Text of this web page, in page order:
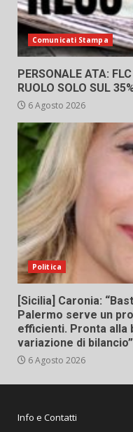
Comunicati Stampa
PERSONALE ATA:
RUOLO SOLO SUL
6 Agosto 2026
Politica
[Sicilia] Caronia:
Palermo serve un
efficienti. Pronta alla
variazione di bilancio”
6 Agosto 2026
Info e Contatti